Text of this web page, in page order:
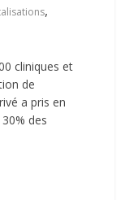
,
cliniques et
de
a pris en
des